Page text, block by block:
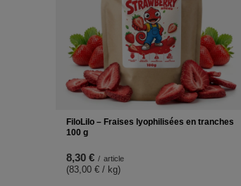
FiloLilo – Fraises lyophilisées en tranches
100 g
8,30 € / article
(83,00 € / kg)